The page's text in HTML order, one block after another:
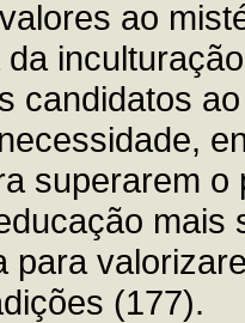
ao
candidatos
superarem
para
(177).